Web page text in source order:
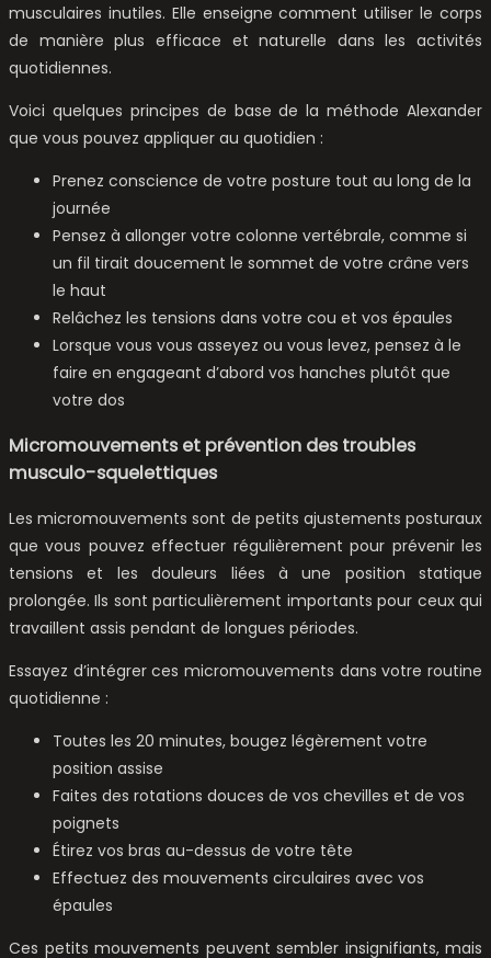
musculaires inutiles. Elle enseigne comment utiliser le corps
de manière plus efficace et naturelle dans les activités
quotidiennes.
Voici quelques principes de base de la méthode Alexander
que vous pouvez appliquer au quotidien :
Prenez conscience de votre posture tout au long de la
journée
Pensez à allonger votre colonne vertébrale, comme si
un fil tirait doucement le sommet de votre crâne vers
le haut
Relâchez les tensions dans votre cou et vos épaules
Lorsque vous vous asseyez ou vous levez, pensez à le
faire en engageant d’abord vos hanches plutôt que
votre dos
Micromouvements et prévention des troubles
musculo-squelettiques
Les micromouvements sont de petits ajustements posturaux
que vous pouvez effectuer régulièrement pour prévenir les
tensions et les douleurs liées à une position statique
prolongée. Ils sont particulièrement importants pour ceux qui
travaillent assis pendant de longues périodes.
Essayez d’intégrer ces micromouvements dans votre routine
quotidienne :
Toutes les 20 minutes, bougez légèrement votre
position assise
Faites des rotations douces de vos chevilles et de vos
poignets
Étirez vos bras au-dessus de votre tête
Effectuez des mouvements circulaires avec vos
épaules
Ces petits mouvements peuvent sembler insignifiants, mais